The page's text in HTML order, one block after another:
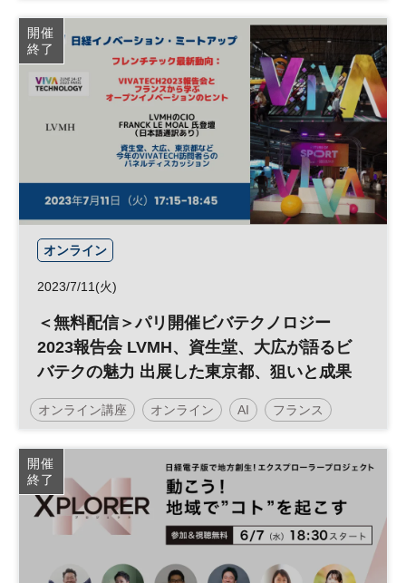
は？ 実現できた先にあるものとは何
か？ 界隈性との関係は？ ◆日経イノベ
ーション・ミートアップ◆
日経イノベーション・ミートアップ イノベーション
健康 働き方改革 ESG 人材育成
SDGs 人材開発 参加無料
開催
終了
オンライン
2023/7/11(火)
＜無料配信＞パリ開催ビバテクノロジー
2023報告会 LVMH、資生堂、大広が語るビ
バテクの魅力 出展した東京都、狙いと成果
オンライン講座 オンライン AI フランス
ビバテクノロジー 平日夕方開催
日経イノベーション・ミートアップ
デジタルトランスフォーメーション 人工知能 経営
SDGs テクノロジー スタートアップ
開催
終了